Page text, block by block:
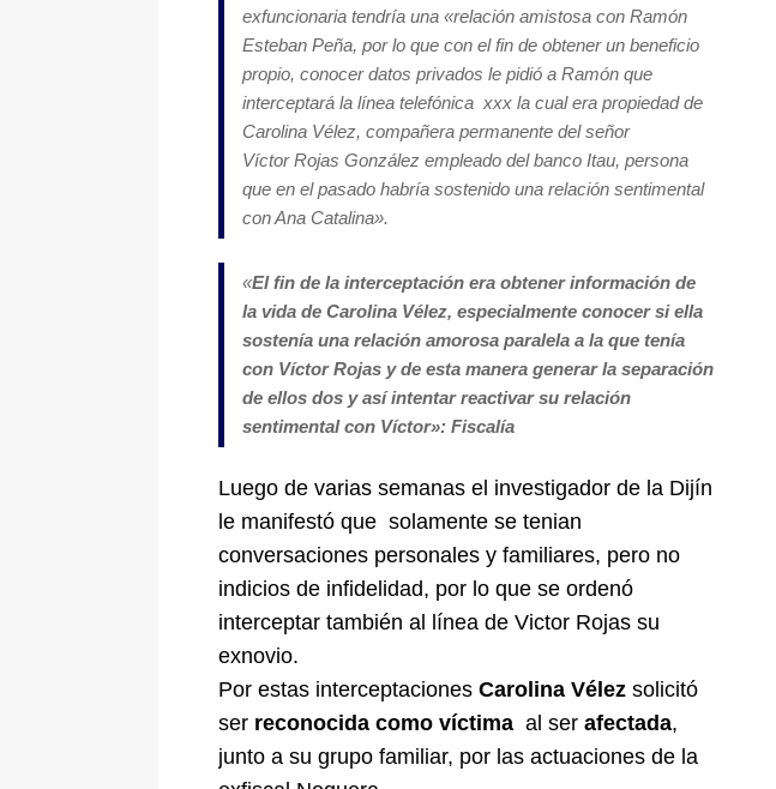
exfuncionaria tendría una «relación amistosa con Ramón
Esteban Peña, por lo que con el fin de obtener un beneficio
propio, conocer datos privados le pidió a Ramón que
interceptará la línea telefónica xxx la cual era propiedad de
Carolina Vélez, compañera permanente del señor
Víctor Rojas González empleado del banco Itau, persona
que en el pasado habría sostenido una relación sentimental
con Ana Catalina».
«El fin de la interceptación era obtener información de
la vida de Carolina Vélez, especialmente conocer si ella
sostenía una relación amorosa paralela a la que tenía
con Víctor Rojas y de esta manera generar la separación
de ellos dos y así intentar reactivar su relación
sentimental con Víctor»: Fiscalía
Luego de varias semanas el investigador de la Dijín
le manifestó que solamente se tenian
conversaciones personales y familiares, pero no
indicios de infidelidad, por lo que se ordenó
interceptar también al línea de Victor Rojas su
exnovio.
Por estas interceptaciones Carolina Vélez solicitó
ser reconocida como víctima al ser afectada,
junto a su grupo familiar, por las actuaciones de la